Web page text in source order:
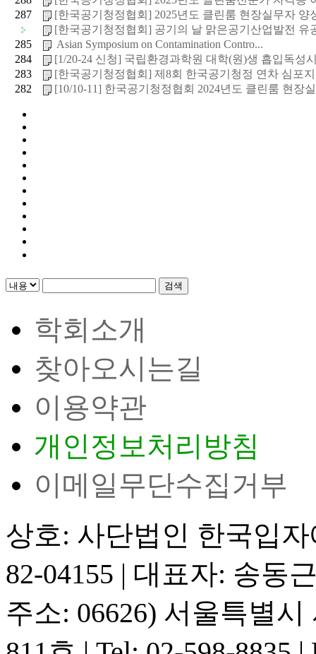
287
[한국공기청정협회] 2025년도 클린룸 현장실무자 양
[한국공기청정협회] 공기의 날 맑은공기산업발전 유
285
Asian Symposium on Contamination Contro...
284
[1/20-24 신청] 국립환경과학원 대학(원)생 흡입독성
283
[한국공기청정협회] 제8회 한국공기청정 연차 심포
282
[10/10-11] 한국공기청정협회 2024년도 클린룸 현장
검색
학회소개
찾아오시는길
이용약관
개인정보처리방침
이메일무단수집거부
상호: 사단법인 한국입
82-04155 | 대표자: 송동
주소: 06626) 서울특별